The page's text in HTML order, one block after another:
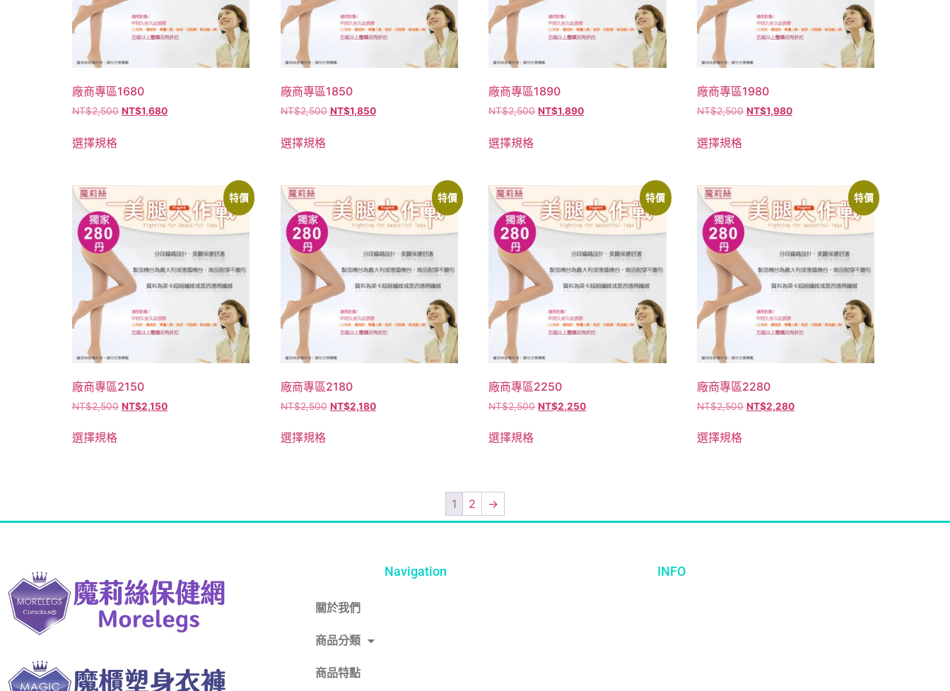
廠商專區1680
NT$2,500 NT$1,680
選擇規格
廠商專區1850
NT$2,500 NT$1,850
選擇規格
廠商專區1890
NT$2,500 NT$1,890
選擇規格
廠商專區1980
NT$2,500 NT$1,980
選擇規格
特價
廠商專區2150
NT$2,500 NT$2,150
選擇規格
特價
廠商專區2180
NT$2,500 NT$2,180
選擇規格
特價
廠商專區2250
NT$2,500 NT$2,250
選擇規格
特價
廠商專區2280
NT$2,500 NT$2,280
選擇規格
1 2 →
Navigation
關於我們
商品分類
商品特點
INFO